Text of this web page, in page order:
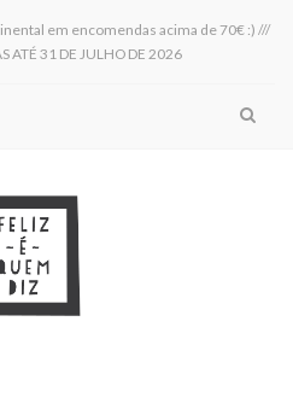
em encomendas acima de 70€ :) ///
ATÉ 31 DE JULHO DE 2026